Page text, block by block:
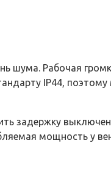
шума. Рабочая
IP44,
задержку
мощность у